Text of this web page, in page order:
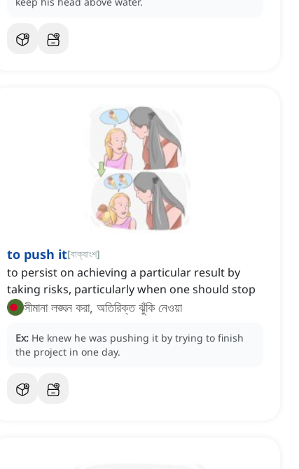
to push it[বাক্যাংশ]
to persist on achieving a particular result by
taking risks, particularly when one should stop
সীমানা লঙ্ঘন করা, অতিরিক্ত ঝুঁকি নেওয়া
Ex: He knew he was pushing it by trying to finish
the project in one day.